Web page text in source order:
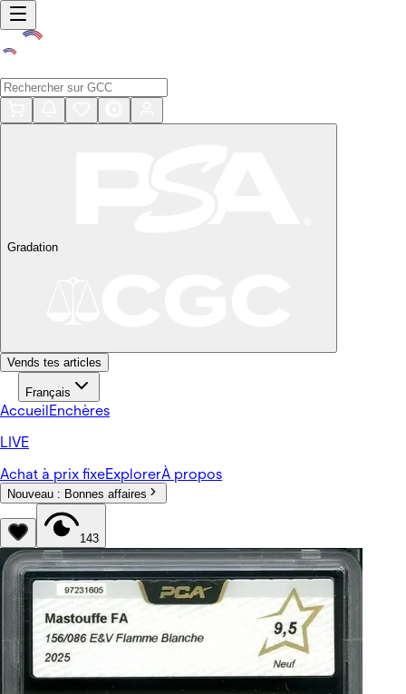
Gradation
Vends tes articles
Français
AccueilEnchères
LIVE
Achat à prix fixeExplorerÀ propos
Nouveau : Bonnes affaires
143